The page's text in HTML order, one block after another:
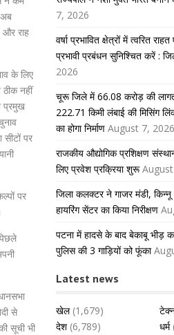
अब
और राह
के लिए
नहीं
प्रमुख
पर
पर
से
सूची भी
7, 2026
वर्षा प्रभावित क्षेत्रों में त्वरित
प्रभावी प्रबंधन सुनिश्चित करें :
2026
चूरू जिले में 66.08 करोड़ की
222.71 किमी लंबाई की मिसिंग
का होगा निर्माण August 7, 2026
राजकीय औद्योगिक प्रशिक्षण
लिए प्रवेश प्रक्रिया शुरू
जिला कलक्टर ने गाजर मंडी,
हायरिंग सेंटर का किया निरीक्षण
पटना में हादसे के बाद बेकाबू भीड़
पुलिस की 3 गाड़ियों को फूंका
Latest news
खेल(1,679)
देश(6,789) धर्म